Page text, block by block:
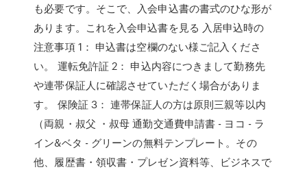
も必要です。そこで、入会申込書の書式のひな形が
あります。これを入会申込書を見る 入居申込時の
注意事項 1： 申込書は空欄のない様ご記入くださ
い。 運転免許証 2： 申込内容につきまして勤務先
や連帯保証人に確認させていただく場合がありま
す。 保険証 3： 連帯保証人の方は原則三親等以内
（両親・叔父 ・叔母 通勤交通費申請書 - ヨコ - ラ
イン&ベタ - グリーンの無料テンプレート。その
他、履歴書・領収書・プレゼン資料等、ビジネスで